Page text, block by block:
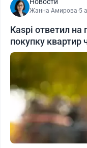
Жанна Амирова·5
Kaspi ответил
покупку квартир